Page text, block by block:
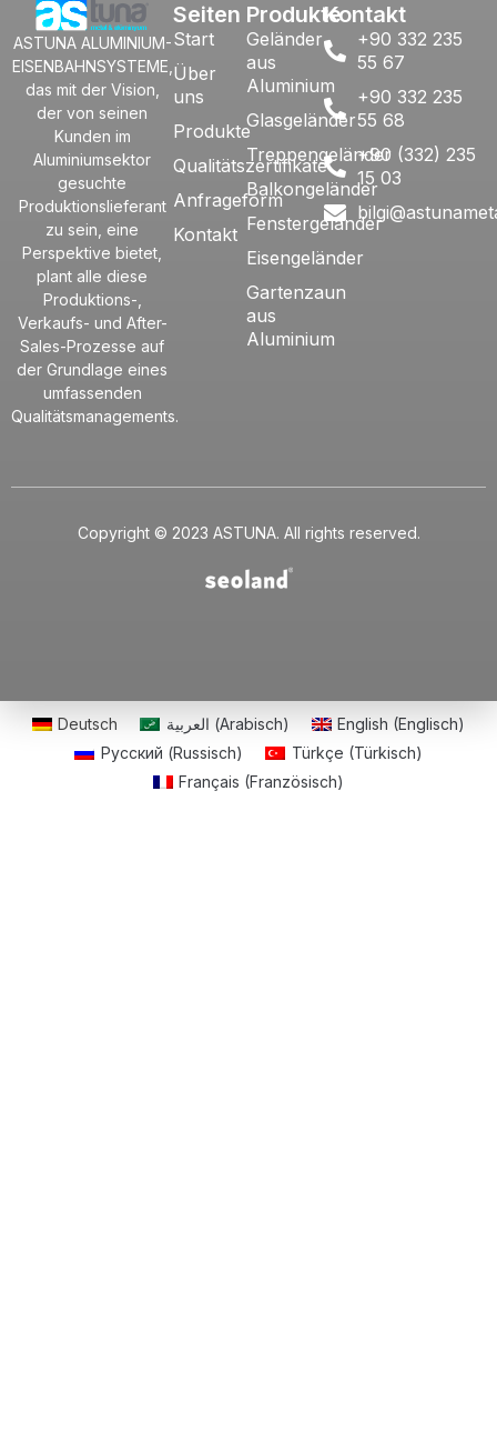
ASTUNA ALUMINIUM-
EISENBAHNSYSTEME,
das mit der Vision,
der von seinen
Kunden im
Aluminiumsektor
gesuchte
Produktionslieferant
zu sein, eine
Perspektive bietet,
plant alle diese
Produktions-,
Verkaufs- und After-
Sales-Prozesse auf
der Grundlage eines
umfassenden
Qualitätsmanagements.
Seiten
Start
Über
uns
Produkte
Qualitätszertifikate
Anfrageform
Kontakt
Produkte
Geländer
aus
Aluminium
Glasgeländer
Treppengeländer
Balkongeländer
Fenstergeländer
Eisengeländer
Gartenzaun
aus
Aluminium
Kontakt
+90 332 235
55 67
+90 332 235
55 68
+90 (332) 235
15 03
Copyright © 2023 ASTUNA. All rights reserved.
Deutsch العربية (Arabisch) English (Englisch)
Русский (Russisch) Türkçe (Türkisch)
Français (Französisch)